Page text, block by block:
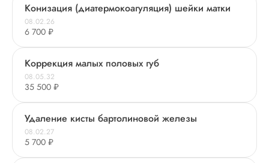
Конизация (диатермокоагуляция) шейки матки
08.02.26
6 700 ₽
Коррекция малых половых губ
08.05.32
35 500 ₽
Удаление кисты бартолиновой железы
08.02.27
5 700 ₽